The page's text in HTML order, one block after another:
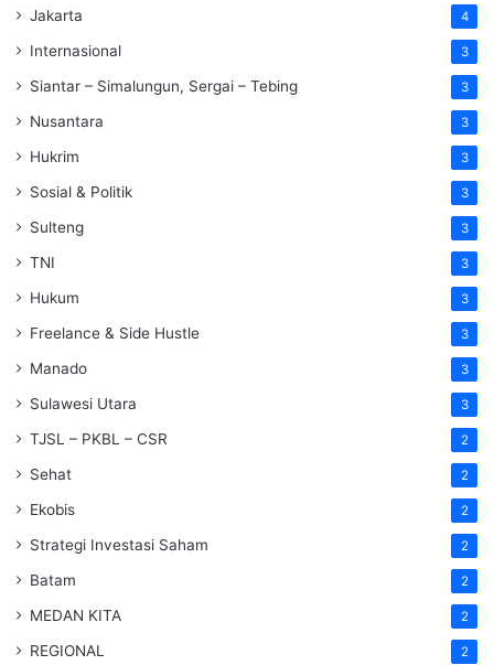
Jakarta 4
Internasional 3
Siantar – Simalungun, Sergai – Tebing 3
Nusantara 3
Hukrim 3
Sosial & Politik 3
Sulteng 3
TNI 3
Hukum 3
Freelance & Side Hustle 3
Manado 3
Sulawesi Utara 3
TJSL – PKBL – CSR 2
Sehat 2
Ekobis 2
Strategi Investasi Saham 2
Batam 2
MEDAN KITA 2
REGIONAL 2